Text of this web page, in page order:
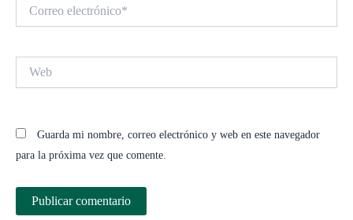
electrónico*
Guarda mi nombre, correo electrónico y web en este navegador
para la próxima vez que comente.